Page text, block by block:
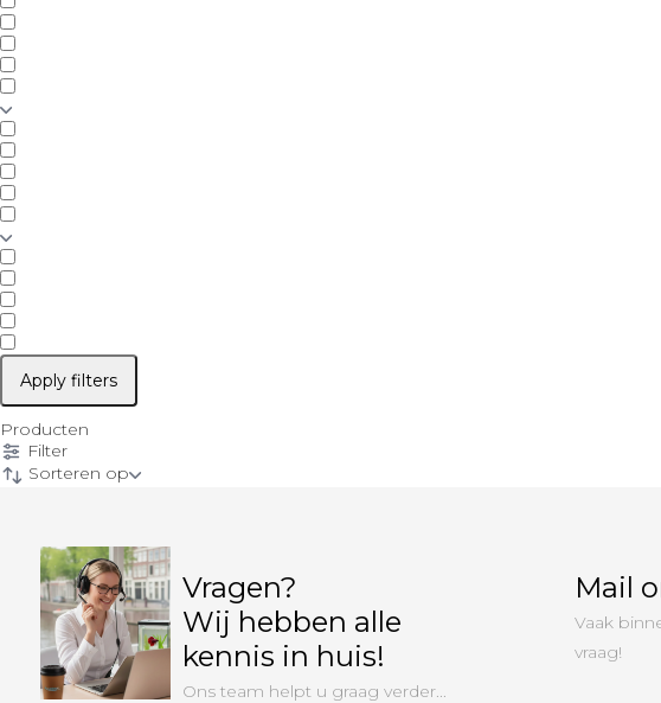
Apply filters
Producten
Filter
Sorteren op
Vragen?
Wij hebben alle
kennis in huis!
Ons team helpt u graag verder...
Mail
Vaak
vraag!